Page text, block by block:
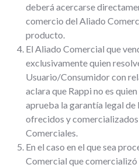
deberá acercarse
comercio del Aliado
producto.
El Aliado Comercial que
exclusivamente quien
Usuario/Consumidor con
aclara que Rappi no es
aprueba la garantía legal
ofrecidos y
Comerciales.
En el caso en el que sea
Comercial que